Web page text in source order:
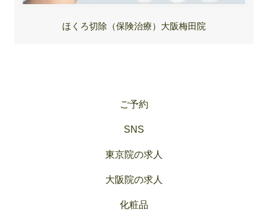
ほくろ切除（保険治療）大阪梅田院
ご予約
SNS
東京院の求人
大阪院の求人
化粧品